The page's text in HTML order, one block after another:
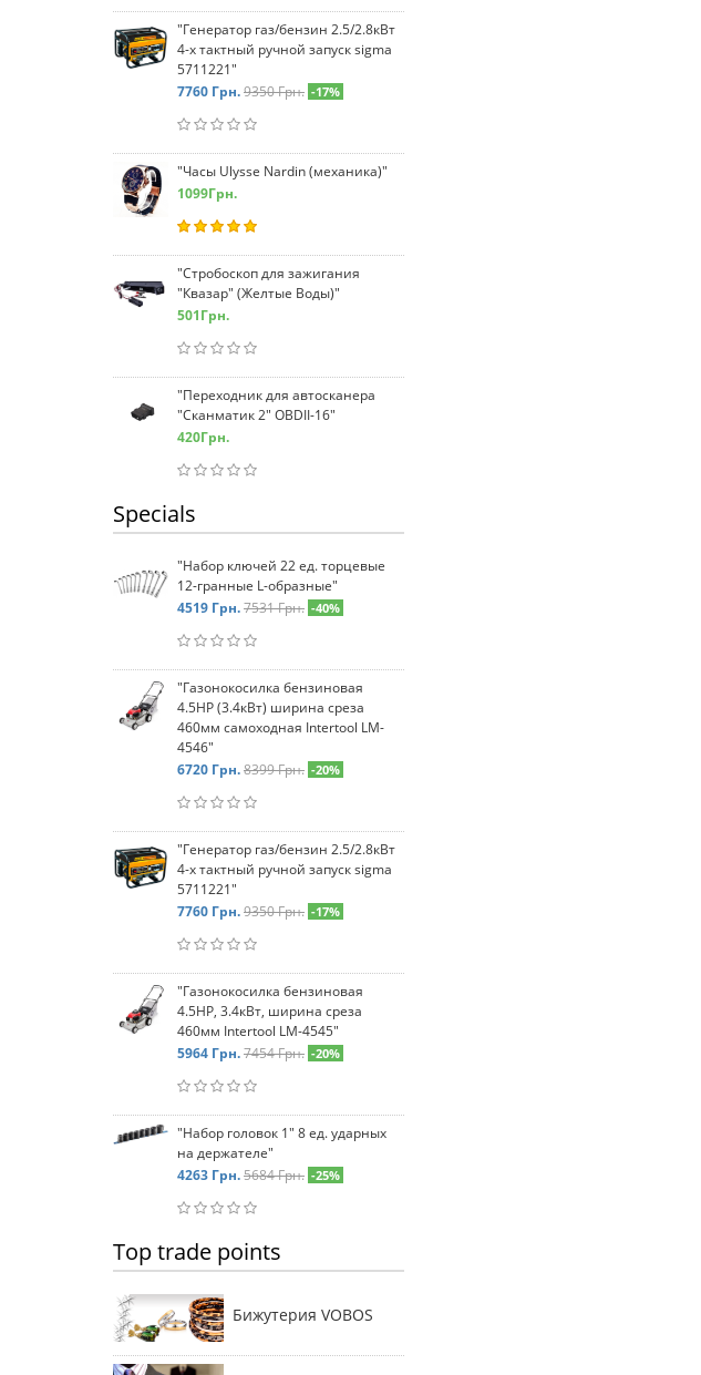
"Генератор газ/бензин 2.5/2.8кВт
4-х тактный ручной запуск sigma
5711221"
7760 Грн.9350 Грн. -17%
"Часы Ulysse Nardin (механика)"
1099Грн.
"Стробоскоп для зажигания
"Квазар" (Желтые Воды)"
501Грн.
"Переходник для автосканера
"Сканматик 2" OBDII-16"
420Грн.
Specials
"Набор ключей 22 ед. торцевые
12-гранные L-образные"
4519 Грн.7531 Грн. -40%
"Газонокосилка бензиновая
4.5HP (3.4кВт) ширина среза
460мм самоходная Intertool LM-
4546"
6720 Грн.8399 Грн. -20%
"Генератор газ/бензин 2.5/2.8кВт
4-х тактный ручной запуск sigma
5711221"
7760 Грн.9350 Грн. -17%
"Газонокосилка бензиновая
4.5HP, 3.4кВт, ширина среза
460мм Intertool LM-4545"
5964 Грн.7454 Грн. -20%
"Набор головок 1" 8 ед. ударных
на держателе"
4263 Грн.5684 Грн. -25%
Top trade points
Бижутерия VOBOS